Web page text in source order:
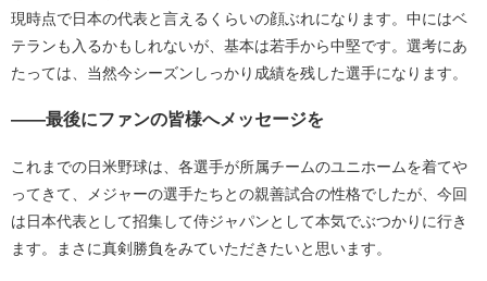
現時点で日本の代表と言えるくらいの顔ぶれになります。中にはベ
テランも入るかもしれないが、基本は若手から中堅です。選考にあ
たっては、当然今シーズンしっかり成績を残した選手になります。
――最後にファンの皆様へメッセージを
これまでの日米野球は、各選手が所属チームのユニホームを着てや
ってきて、メジャーの選手たちとの親善試合の性格でしたが、今回
は日本代表として招集して侍ジャパンとして本気でぶつかりに行き
ます。まさに真剣勝負をみていただきたいと思います。